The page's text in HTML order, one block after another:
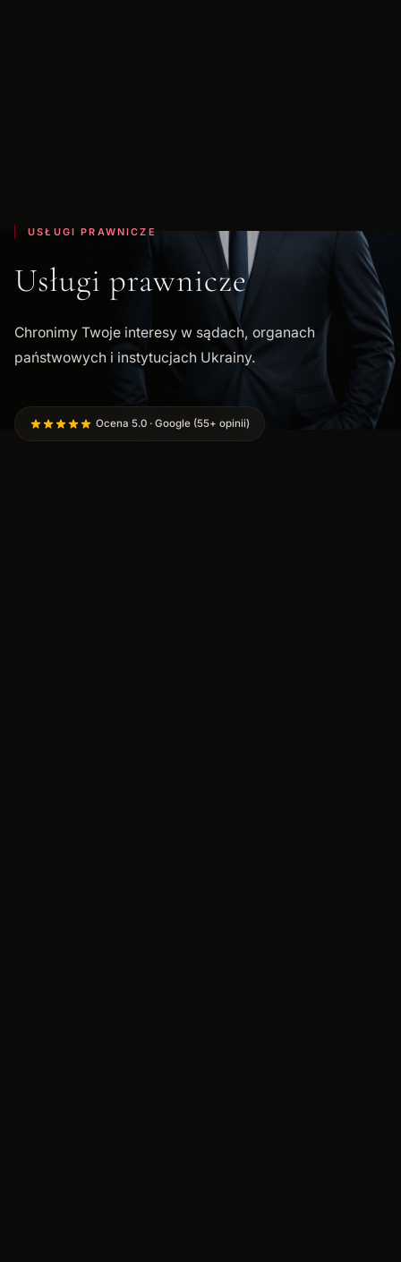
USŁUGI PRAWNICZE
Usługi prawnicze
Chronimy Twoje interesy w sądach, organach
państwowych i instytucjach Ukrainy.
Ocena 5.0 · Google (55+ opinii)